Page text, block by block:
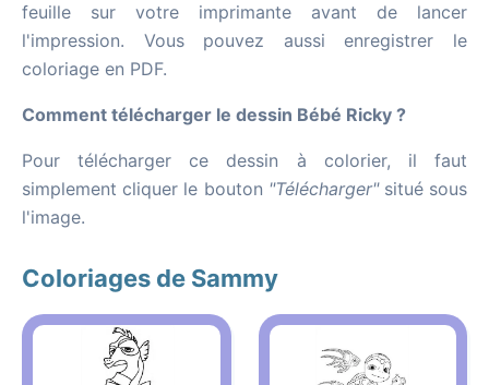
feuille sur votre imprimante avant de lancer
l'impression. Vous pouvez aussi enregistrer le
coloriage en PDF.
Comment télécharger le dessin Bébé Ricky ?
Pour télécharger ce dessin à colorier, il faut
simplement cliquer le bouton "Télécharger"situé sous
l'image.
Coloriages de Sammy